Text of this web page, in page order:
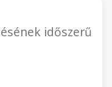
időszerű